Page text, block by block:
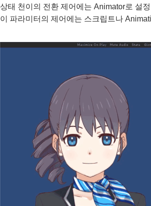
상태 천이의 전환 제어에는 Animator로 설
이 파라미터의 제어에는 스크립트나